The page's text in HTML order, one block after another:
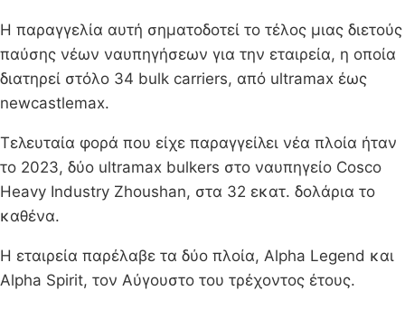
Η παραγγελία αυτή σηματοδοτεί το τέλος μιας διετούς
παύσης νέων ναυπηγήσεων για την εταιρεία, η οποία
διατηρεί στόλο 34 bulk carriers, από ultramax έως
newcastlemax.
Τελευταία φορά που είχε παραγγείλει νέα πλοία ήταν
το 2023, δύο ultramax bulkers στο ναυπηγείο Cosco
Heavy Industry Zhoushan, στα 32 εκατ. δολάρια το
καθένα.
Η εταιρεία παρέλαβε τα δύο πλοία, Alpha Legend και
Alpha Spirit, τον Αύγουστο του τρέχοντος έτους.